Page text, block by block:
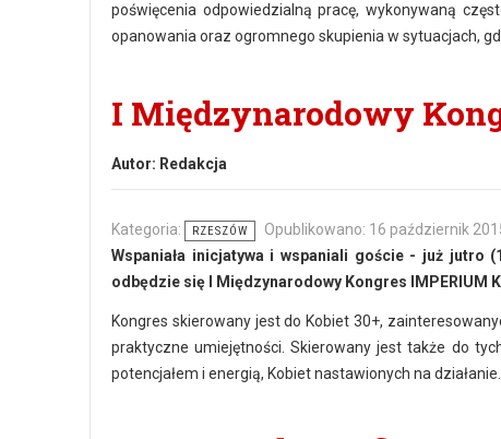
poświęcenia odpowiedzialną pracę, wykonywaną
opanowania oraz ogromnego skupienia w sytuacjach,
I Międzynarodowy
Autor: Redakcja
Kategoria: RZESZÓW
Opublikowano: 16 październik
Wspaniała inicjatywa i wspaniali goście - już jutro (
odbędzie się I Międzynarodowy Kongres IMPERIUM
Kongres skierowany jest do Kobiet 30+,
praktyczne umiejętności. Skierowany jest także do
potencjałem i energią, Kobiet nastawionych na działanie.